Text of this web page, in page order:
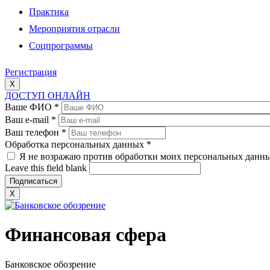
Практика
Мероприятия отрасли
Соцпрограммы
Регистрация
X
ДОСТУП ОНЛАЙН
Ваше ФИО *
Ваш e-mail *
Ваш телефон *
Обработка персональных данных *
Я не возражаю против обработки моих персональных
Leave this field blank
X
Финансовая сфера
Банковское обозрение